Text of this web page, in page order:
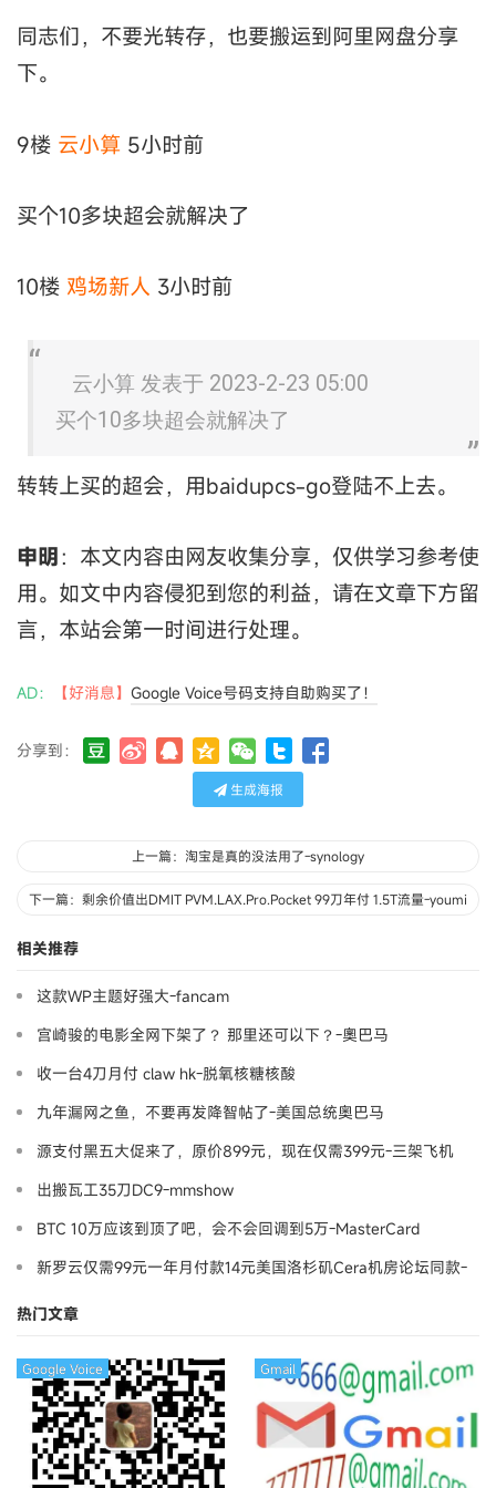
同志们，不要光转存，也要搬运到阿里网盘分享
下。
9楼 云小算 5小时前
买个10多块超会就解决了
10楼 鸡场新人 3小时前
云小算 发表于 2023-2-23 05:00
买个10多块超会就解决了
转转上买的超会，用baidupcs-go登陆不上去。
申明：本文内容由网友收集分享，仅供学习参考使
用。如文中内容侵犯到您的利益，请在文章下方留
言，本站会第一时间进行处理。
AD： 【好消息】 Google Voice号码支持自助购买了！
分享到：
生成海报
上一篇：淘宝是真的没法用了-synology
下一篇：剩余价值出DMIT PVM.LAX.Pro.Pocket 99刀年付 1.5T流量-youmi
相关推荐
这款WP主题好强大-fancam
宫崎骏的电影全网下架了？ 那里还可以下？-奧巴马
收一台4刀月付 claw hk-脱氧核糖核酸
九年漏网之鱼，不要再发降智帖了-美国总统奥巴马
源支付黑五大促来了，原价899元，现在仅需399元-三架飞机
出搬瓦工35刀DC9-mmshow
BTC 10万应该到顶了吧，会不会回调到5万-MasterCard
新罗云仅需99元一年月付款14元美国洛杉矶Cera机房论坛同款-
热门文章
Google Voice Gmail